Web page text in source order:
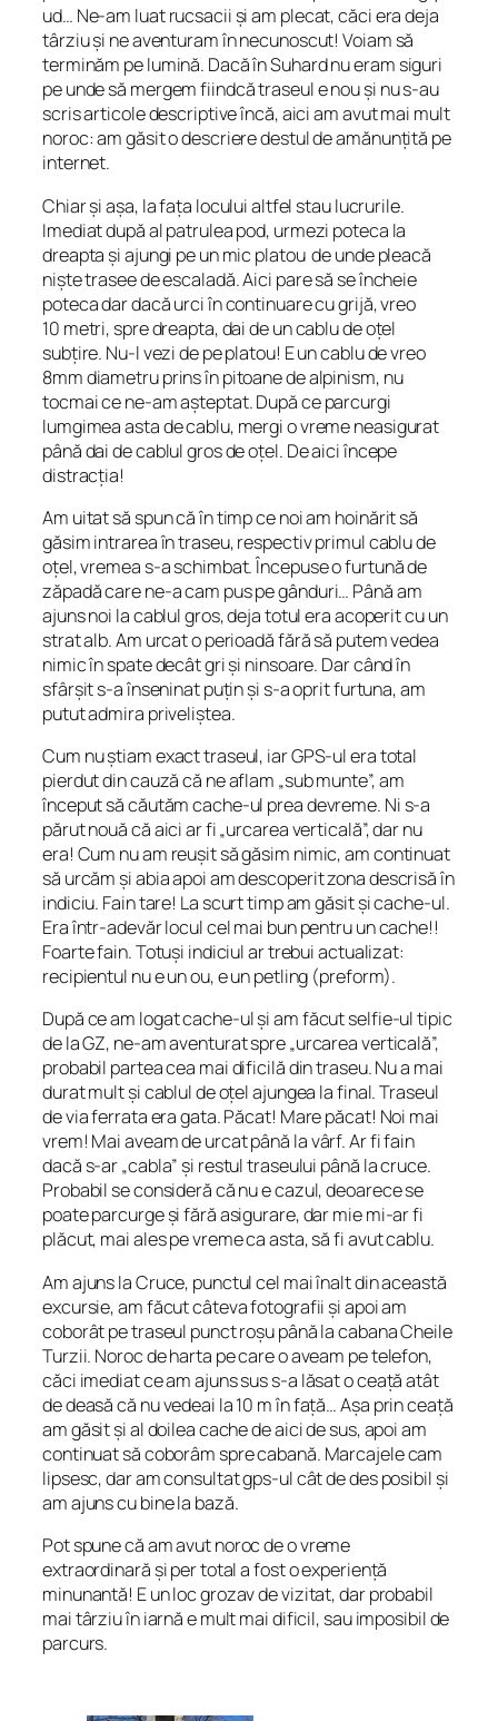
ud… Ne-am luat rucsacii și am plecat, căci era deja
târziu și ne aventuram în necunoscut! Voiam să
terminăm pe lumină. Dacă în Suhard nu eram siguri
pe unde să mergem fiindcă traseul e nou și nu s-au
scris articole descriptive încă, aici am avut mai mult
noroc: am găsit o descriere destul de amănunțită pe
internet.
Chiar și așa, la fața locului altfel stau lucrurile.
Imediat după al patrulea pod, urmezi poteca la
dreapta și ajungi pe un mic platou de unde pleacă
niște trasee de escaladă. Aici pare să se încheie
poteca dar dacă urci în continuare cu grijă, vreo
10 metri, spre dreapta, dai de un cablu de oțel
subțire. Nu-l vezi de pe platou! E un cablu de vreo
8mm diametru prins în pitoane de alpinism, nu
tocmai ce ne-am așteptat. După ce parcurgi
lumgimea asta de cablu, mergi o vreme neasigurat
până dai de cablul gros de oțel. De aici începe
distracția!
Am uitat să spun că în timp ce noi am hoinărit să
găsim intrarea în traseu, respectiv primul cablu de
oțel, vremea s-a schimbat. Începuse o furtună de
zăpadă care ne-a cam pus pe gânduri… Până am
ajuns noi la cablul gros, deja totul era acoperit cu un
strat alb. Am urcat o perioadă fără să putem vedea
nimic în spate decât gri și ninsoare. Dar când în
sfârșit s-a înseninat puțin și s-a oprit furtuna, am
putut admira priveliștea.
Cum nu știam exact traseul, iar GPS-ul era total
pierdut din cauză că ne aflam „sub munte”, am
început să căutăm cache-ul prea devreme. Ni s-a
părut nouă că aici ar fi „urcarea verticală”, dar nu
era! Cum nu am reușit să găsim nimic, am continuat
să urcăm și abia apoi am descoperit zona descrisă în
indiciu. Fain tare! La scurt timp am găsit și cache-ul.
Era într-adevăr locul cel mai bun pentru un cache!!
Foarte fain. Totuși indiciul ar trebui actualizat:
recipientul nu e un ou, e un petling (preform).
După ce am logat cache-ul și am făcut selfie-ul tipic
de la GZ, ne-am aventurat spre „urcarea verticală”,
probabil partea cea mai dificilă din traseu. Nu a mai
durat mult și cablul de oțel ajungea la final. Traseul
de via ferrata era gata. Păcat! Mare păcat! Noi mai
vrem! Mai aveam de urcat până la vârf. Ar fi fain
dacă s-ar „cabla” și restul traseului până la cruce.
Probabil se consideră că nu e cazul, deoarece se
poate parcurge și fără asigurare, dar mie mi-ar fi
plăcut, mai ales pe vreme ca asta, să fi avut cablu.
Am ajuns la Cruce, punctul cel mai înalt din această
excursie, am făcut câteva fotografii și apoi am
coborât pe traseul punct roșu până la cabana Cheile
Turzii. Noroc de harta pe care o aveam pe telefon,
căci imediat ce am ajuns sus s-a lăsat o ceață atât
de deasă că nu vedeai la 10 m în față… Așa prin ceață
am găsit și al doilea cache de aici de sus, apoi am
continuat să coborâm spre cabană. Marcajele cam
lipsesc, dar am consultat gps-ul cât de des posibil și
am ajuns cu bine la bază.
Pot spune că am avut noroc de o vreme
extraordinară și per total a fost o experiență
minunantă! E un loc grozav de vizitat, dar probabil
mai târziu în iarnă e mult mai dificil, sau imposibil de
parcurs.